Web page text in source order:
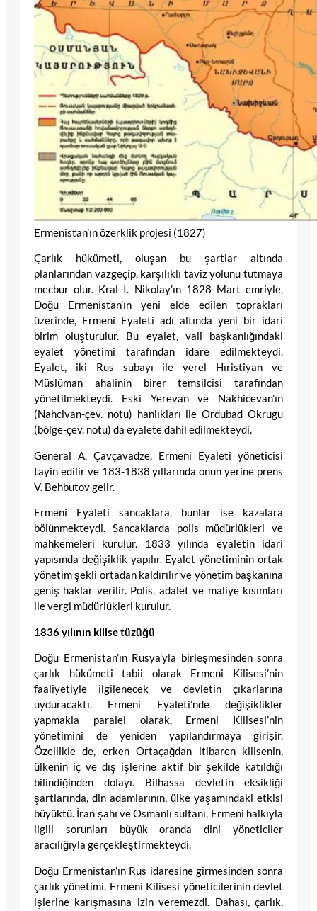
Ermenistan’ın özerklik projesi (1827)
Çarlık hükümeti, oluşan bu şartlar altında
planlarından vazgeçip, karşılıklı taviz yolunu tutmaya
mecbur olur. Kral I. Nikolay’ın 1828 Mart emriyle,
Doğu Ermenistan’ın yeni elde edilen toprakları
üzerinde, Ermeni Eyaleti adı altında yeni bir idari
birim oluşturulur. Bu eyalet, vali başkanlığındaki
eyalet yönetimi tarafından idare edilmekteydi.
Eyalet, iki Rus subayı ile yerel Hıristiyan ve
Müslüman ahalinin birer temsilcisi tarafından
yönetilmekteydi. Eski Yerevan ve Nakhicevan’ın
(Nahcivan-çev. notu) hanlıkları ile Ordubad Okrugu
(bölge-çev. notu) da eyalete dahil edilmekteydi.
General A. Çavçavadze, Ermeni Eyaleti yöneticisi
tayin edilir ve 183-1838 yıllarında onun yerine prens
V. Behbutov gelir.
Ermeni Eyaleti sancaklara, bunlar ise kazalara
bölünmekteydi. Sancaklarda polis müdürlükleri ve
mahkemeleri kurulur. 1833 yılında eyaletin idari
yapısında değişiklik yapılır. Eyalet yönetiminin ortak
yönetim şekli ortadan kaldırılır ve yönetim başkanına
geniş haklar verilir. Polis, adalet ve maliye kısımları
ile vergi müdürlükleri kurulur.
1836 yılının kilise tüzüğü
Doğu Ermenistan’ın Rusya’yla birleşmesinden sonra
çarlık hükümeti tabii olarak Ermeni Kilisesi’nin
faaliyetiyle ilgilenecek ve devletin çıkarlarına
uyduracaktı. Ermeni Eyaleti’nde değişiklikler
yapmakla paralel olarak, Ermeni Kilisesi’nin
yönetimini de yeniden yapılandırmaya girişir.
Özellikle de, erken Ortaçağdan itibaren kilisenin,
ülkenin iç ve dış işlerine aktif bir şekilde katıldığı
bilindiğinden dolayı. Bilhassa devletin eksikliği
şartlarında, din adamlarının, ülke yaşamındaki etkisi
büyüktü. İran şahı ve Osmanlı sultanı, Ermeni halkıyla
ilgili sorunları büyük oranda dini yöneticiler
aracılığıyla gerçekleştirmekteydi.
Doğu Ermenistan’ın Rus idaresine girmesinden sonra
çarlık yönetimi, Ermeni Kilisesi yöneticilerinin devlet
işlerine karışmasına izin veremezdi. Dahası, çarlık,